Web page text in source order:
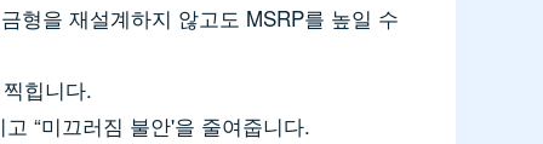
형을 재설계하지 않고도 MSRP를 높일 수
힙니다.
“미끄러짐 불안'을 줄여줍니다.